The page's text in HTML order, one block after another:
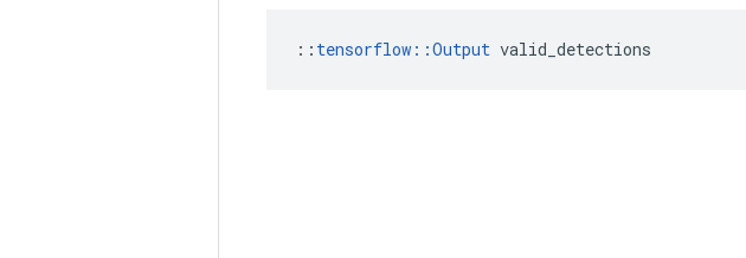
:: tensorflow::Output valid_detections